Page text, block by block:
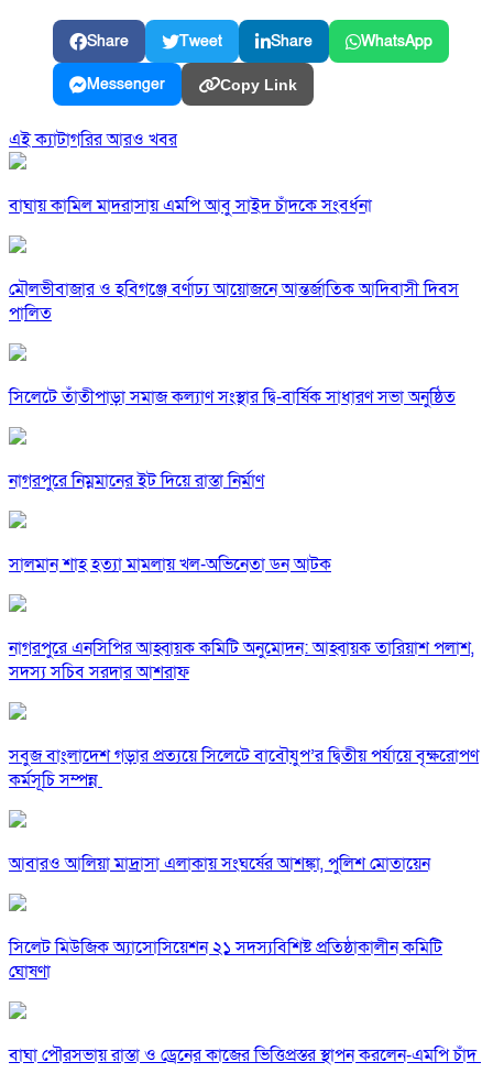
Share Tweet Share WhatsApp
Messenger Copy Link
এই ক্যাটাগরির আরও খবর
বাঘায় কামিল মাদরাসায় এমপি আবু সাইদ চাঁদকে সংবর্ধনা
মৌলভীবাজার ও হবিগঞ্জে বর্ণাঢ্য আয়োজনে আন্তর্জাতিক আদিবাসী দিবস
পালিত
সিলেটে তাঁতীপাড়া সমাজ কল্যাণ সংস্থার দ্বি-বার্ষিক সাধারণ সভা অনুষ্ঠিত
নাগরপুরে নিম্নমানের ইট দিয়ে রাস্তা নির্মাণ
সালমান শাহ হত্যা মামলায় খল-অভিনেতা ডন আটক
নাগরপুরে এনসিপির আহ্বায়ক কমিটি অনুমোদন: আহ্বায়ক তারিয়াশ পলাশ,
সদস্য সচিব সরদার আশরাফ
সবুজ বাংলাদেশ গড়ার প্রত্যয়ে সিলেটে বাবৌযুপ’র দ্বিতীয় পর্যায়ে বৃক্ষরোপণ
কর্মসূচি সম্পন্ন
আবারও আলিয়া মাদ্রাসা এলাকায় সংঘর্ষের আশঙ্কা, পুলিশ মোতায়েন
সিলেট মিউজিক অ্যাসোসিয়েশন ২১ সদস্যবিশিষ্ট প্রতিষ্ঠাকালীন কমিটি
ঘোষণা
বাঘা পৌরসভায় রাস্তা ও ড্রেনের কাজের ভিত্তিপ্রস্তর স্থাপন করলেন-এমপি চাঁদ